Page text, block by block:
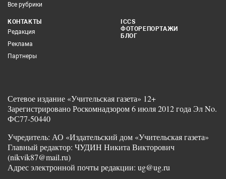
Все рубрики
КОНТАКТЫ
Редакция
Реклама
Партнеры
ICCS
ФОТОРЕПОРТАЖИ
БЛОГ
Сетевое издание «Учительская газета» 12+
Зарегистрировано Роскомнадзором 6 июля 2012 года Эл No.
ФС77-50440
Учредитель: АО «Издательский дом «Учительская газета»
Главный редактор: ЧУДИН Никита Викторович
(nikvik87@mail.ru)
Адрес электронной почты редакции: ug@ug.ru